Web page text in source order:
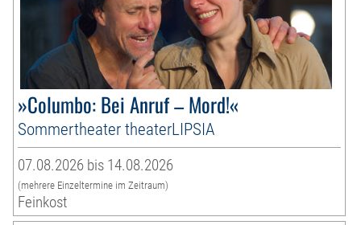
»Columbo: Bei Anruf – Mord!«
Sommertheater theaterLIPSIA
07.08.2026 bis 14.08.2026
(mehrere Einzeltermine im Zeitraum)
Feinkost